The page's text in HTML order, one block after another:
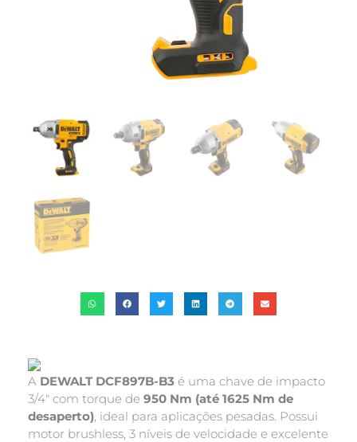
A DEWALT DCF897B-B3 é uma chave de impacto
3/4″ com torque de 950 Nm (até 1625 Nm de
desaperto) , ideal para aplicações pesadas. Possui
motor brushless, 3 níveis de velocidade e excelente